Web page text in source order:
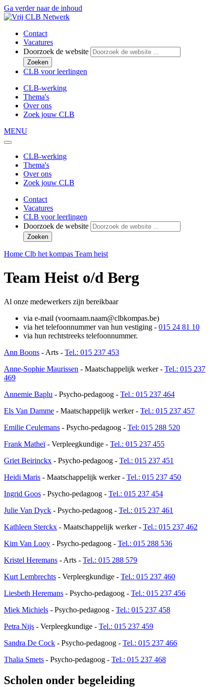
Ga verder naar de inhoud
Contact
Vacatures
Doorzoek de website
Zoeken
CLB voor leerlingen
CLB-werking
Thema's
Over ons
Zoek jouw CLB
MENU
CLB-werking
Thema's
Over ons
Zoek jouw CLB
Contact
Vacatures
CLB voor leerlingen
Doorzoek de website
Zoeken
Home Clb het kompas Team heist
Team Heist o/d Berg
Al onze medewerkers zijn bereikbaar
via e-mail (voornaam.naam@clbkompas.be)
via het telefoonnummer van hun vestiging - 015 24 81 10
via hun rechtstreeks telefoonnummer.
Ann Boons - Arts - Tel.: 015 237 453
Anne-Sophie Maurissen - Maatschappelijk werker - Tel.: 015 237
469
Annemie Baplu - Psycho-pedagoog - Tel.: 015 237 464
Els Van Damme - Maatschappelijk werker - Tel.: 015 237 457
Emilie Ceulemans - Psycho-pedagoog - Tel: 015 288 520
Frank Matheï- Verpleegkundige - Tel.: 015 237 455
Griet Beirinckx - Psycho-pedagoog - Tel.: 015 237 451
Heidi Maris - Maatschappelijk werker - Tel.: 015 237 450
Ingrid Goos - Psycho-pedagoog - Tel.: 015 237 454
Julie Van Dyck - Psycho-pedagoog - Tel.: 015 237 461
Kathleen Sterckx - Maatschappelijk werker - Tel.: 015 237 462
Kim Van Looy - Psycho-pedagoog - Tel.: 015 288 536
Kristel Heremans - Arts - Tel.: 015 288 579
Kurt Lembrechts - Verpleegkundige - Tel.: 015 237 460
Liesbeth Heremans - Psycho-pedagoog - Tel.: 015 237 456
Miek Michiels - Psycho-pedagoog - Tel.: 015 237 458
Petra Nijs - Verpleegkundige - Tel.: 015 237 459
Sandra De Cock - Psycho-pedagoog - Tel.: 015 237 466
Thalia Smets - Psycho-pedagoog - Tel.: 015 237 468
Scholen onder begeleiding